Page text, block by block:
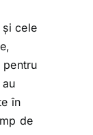
și cele
pentru
în
de